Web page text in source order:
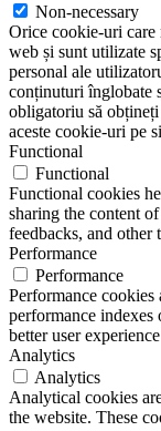
Non-necessary
Orice cookie-uri care
web și sunt utilizate
personal ale
conținuturi înglobate
obligatoriu să
aceste cookie-uri pe
Functional
Functional
Functional cookies
sharing the content
feedbacks, and other
Performance
Performance
Performance cookies
performance
better user
Analytics
Analytics
Analytical cookies
the website. These